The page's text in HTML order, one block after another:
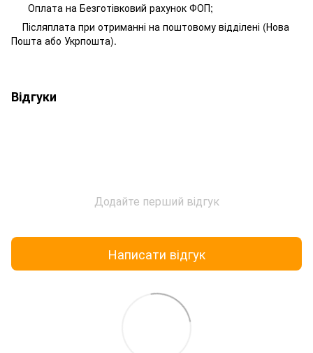
Оплата на Безготівковий рахунок ФОП;
Післяплата при отриманні на поштовому відділені (Нова
Пошта або Укрпошта).
Відгуки
Додайте перший відгук
Написати відгук